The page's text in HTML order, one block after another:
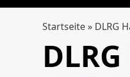
Startseite» DLRG